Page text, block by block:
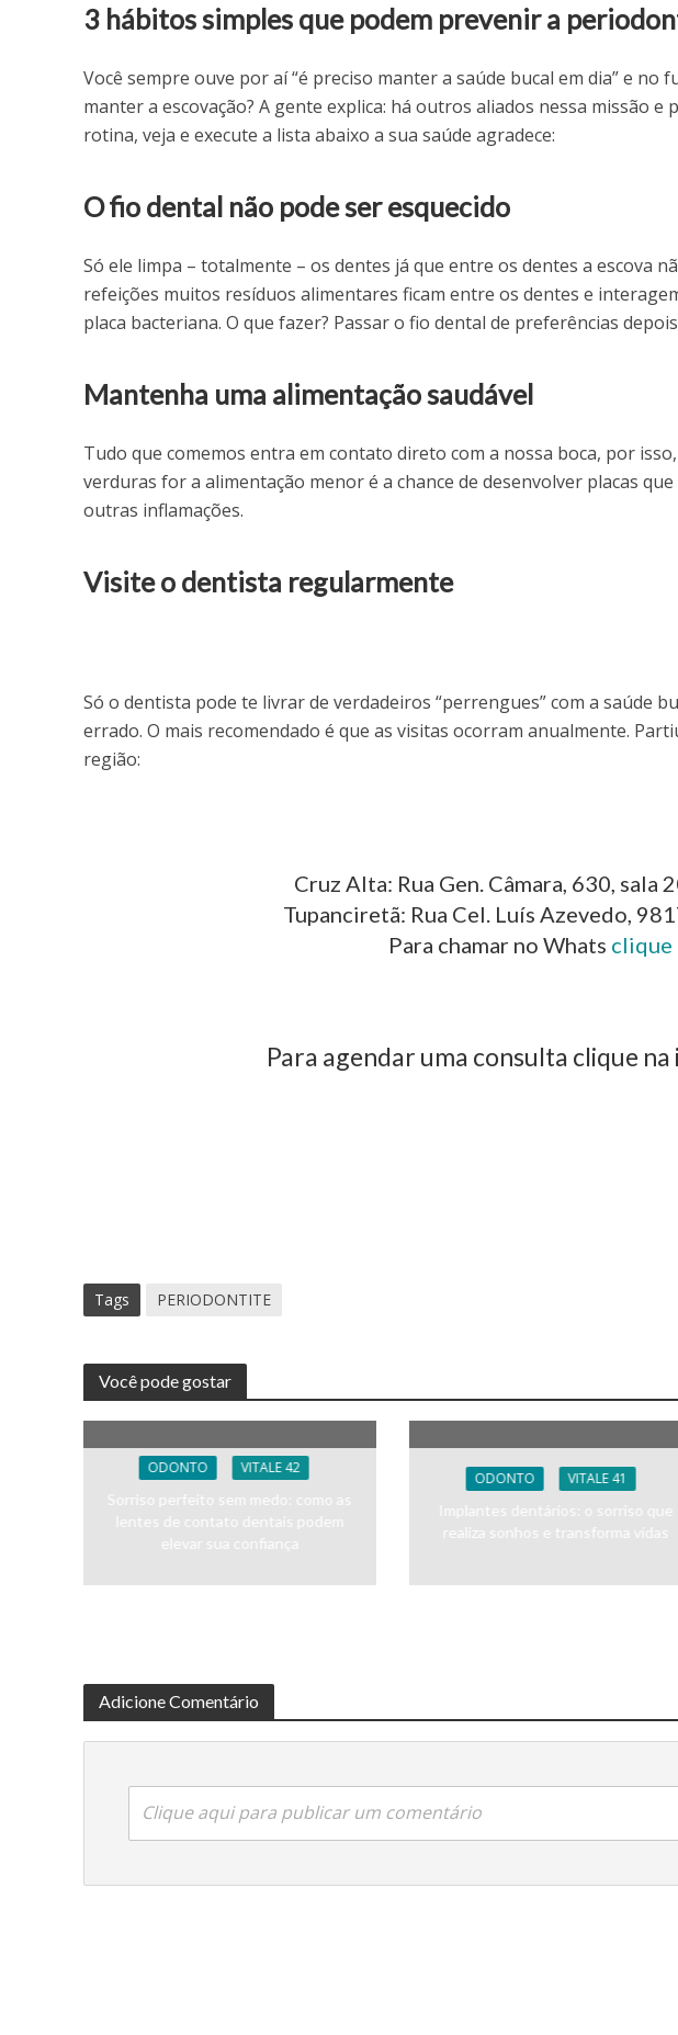
3 hábitos simples que podem prevenir a
Você sempre ouve por aí “é preciso manter a saúde bucal em dia” e no
manter a escovação? A gente explica: há outros aliados nessa missão e
rotina, veja e execute a lista abaixo a sua saúde agradece:
O fio dental não pode ser esquecido
Só ele limpa – totalmente – os dentes já que entre os dentes a escova
refeições muitos resíduos alimentares ficam entre os dentes e
placa bacteriana. O que fazer? Passar o fio dental de preferências
Mantenha uma alimentação saudável
Tudo que comemos entra em contato direto com a nossa boca, por
verduras for a alimentação menor é a chance de desenvolver placas
outras inflamações.
Visite o dentista regularmente
Só o dentista pode te livrar de verdadeiros “perrengues” com a saúde
errado. O mais recomendado é que as visitas ocorram anualmente.
região:
Cruz Alta: Rua Gen. Câmara, 630, sala
Tupanciretã: Rua Cel. Luís Azevedo,
Para chamar no Whats clique
Para agendar uma consulta clique na
Tags PERIODONTITE
Você pode gostar
ODONTO
VITALE 42
Sorriso perfeito sem medo: como as
lentes de contato dentais podem
elevar sua confiança
ODONTO
VITALE 41
Implantes dentários: o sorriso que
realiza sonhos e transforma vidas
Adicione Comentário
Clique aqui para publicar um comentário